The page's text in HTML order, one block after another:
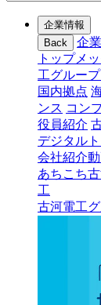
企業情報
Back
企
トップメ
工グルー
国内拠点
ンス コン
役員紹介
デジタル
会社紹介
あちこち
工
古河電工